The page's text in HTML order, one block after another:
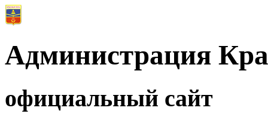
Администрация
официальный сайт